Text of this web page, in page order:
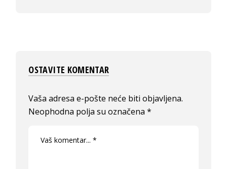
OSTAVITE KOMENTAR
Vaša adresa e-pošte neće biti objavljena.
Neophodna polja su označena*